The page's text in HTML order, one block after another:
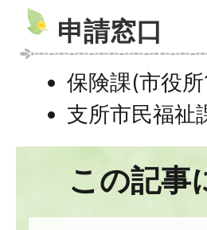
申請窓口
保険課(市役所
支所市民福祉
この記事